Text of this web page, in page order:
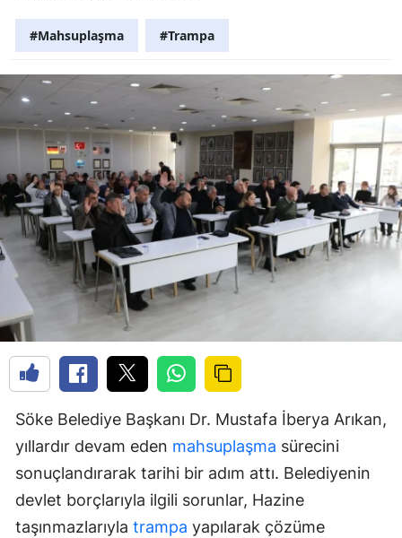
#Mahsuplaşma #Trampa
Söke Belediye Başkanı Dr. Mustafa İberya Arıkan,
yıllardır devam eden mahsuplaşma sürecini
sonuçlandırarak tarihi bir adım attı. Belediyenin
devlet borçlarıyla ilgili sorunlar, Hazine
taşınmazlarıyla trampa yapılarak çözüme